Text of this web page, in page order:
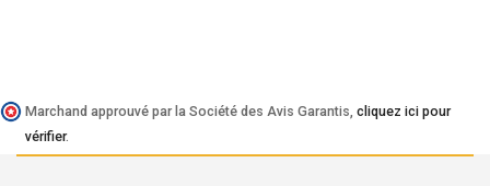
Marchand approuvé par la Société des Avis Garantis, cliquez ici pour
vérifier.